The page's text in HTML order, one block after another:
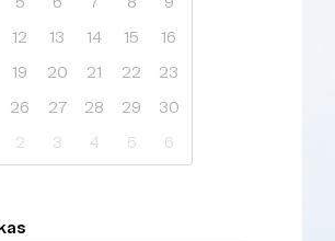
12 13 14 15
16
19 20 21 22
23
26 27 28 29
30
2 3 4 5 6